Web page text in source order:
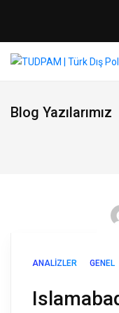
Blog Yazılarımız
ANALIZLER GENEL